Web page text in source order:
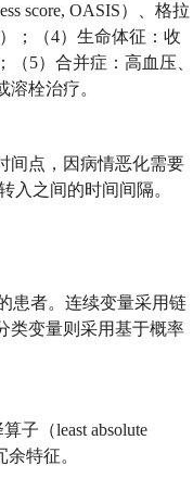
score, OASIS）、格拉
；（4）生命体征：收
（5）合并症：高血压、
栓治疗。
间点，因病情恶化需要
入之间的时间间隔。
患者。连续变量采用链
类变量则采用基于概率
子（least absolute
特征。